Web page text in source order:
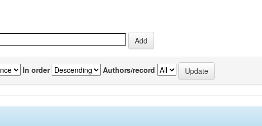
In order Authors/record